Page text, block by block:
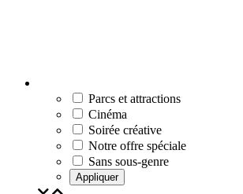
Parcs et attractions
Cinéma
Soirée créative
Notre offre spéciale
Sans sous-genre
Appliquer